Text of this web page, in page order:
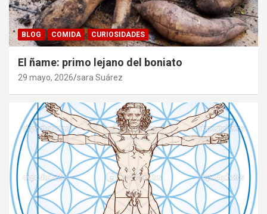
BLOG COMIDA CURIOSIDADES
El ñame: primo lejano del boniato
29 mayo, 2026 sara Suárez